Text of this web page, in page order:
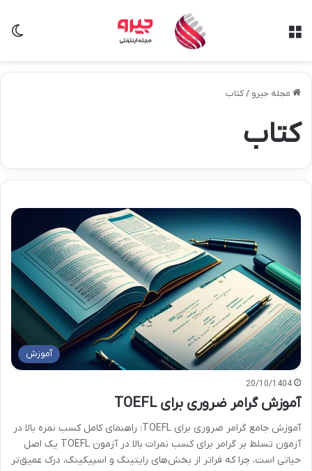
مجله جیرو /کتاب
کتاب
آموزش
20/10/1404
آموزش گرامر ضروری برای TOEFL
آموزش جامع گرامر ضروری برای TOEFL: راهنمای کامل کسب نمره بالا در
آزمون تسلط بر گرامر برای کسب نمرات بالا در آزمون TOEFL یک اصل
حیاتی است، چرا که فراتر از بخش‌های رایتینگ و اسپیکینگ، درک عمیق‌تر